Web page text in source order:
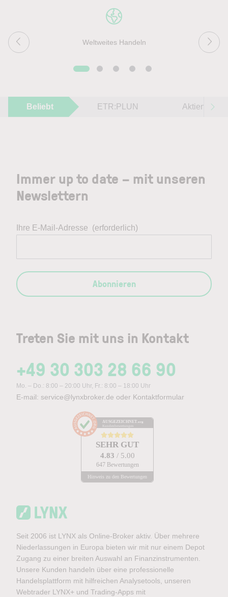
Weltweites Handeln
Beliebt ETR:PLUN Aktien im
Treten Sie mit uns in Kontakt
+49 30 303 28 66 90
Mo. – Do.: 8:00 – 20:00 Uhr, Fr.: 8:00 – 18:00 Uhr
E-mail: service@lynxbroker.de oder Kontaktformular
AUSGEZEICHNET .org
Kundenbewertungen
SEHR GUT
4.83 / 5.00
647 Bewertungen
Hinweis zu den Bewertungen
Immer up to date – mit unseren
Newslettern
Ihre E-Mail-Adresse (erforderlich)
Abonnieren
Seit 2006 ist LYNX als Online-Broker aktiv. Über mehrere
Niederlassungen in Europa bieten wir mit nur einem Depot
Zugang zu einer breiten Auswahl an Finanzinstrumenten.
Unsere Kunden handeln über eine professionelle
Handelsplattform mit hilfreichen Analysetools, unseren
Webtrader LYNX+ und Trading-Apps mit